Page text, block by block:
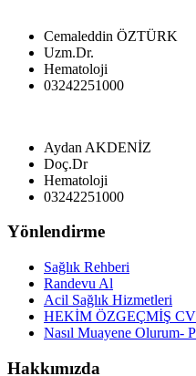
Cemaleddin ÖZTÜRK
Uzm.Dr.
Hematoloji
03242251000
Aydan AKDENİZ
Doç.Dr
Hematoloji
03242251000
Yönlendirme
Sağlık Rehberi
Randevu Al
Acil Sağlık Hizmetleri
HEKİM ÖZGEÇMİŞ
Nasıl Muayene Olurum-
Hakkımızda